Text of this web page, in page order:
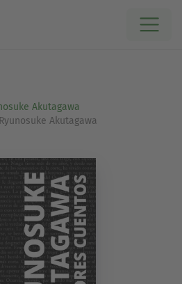
Akutagawa
Akutagawa